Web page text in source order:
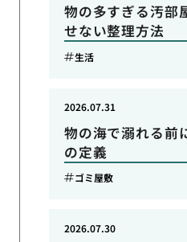
物の多すぎる汚部
せない整理方法
生活
物の海で溺れる前
の定義
2026.07.31
ゴミ屋敷
2026.07.30